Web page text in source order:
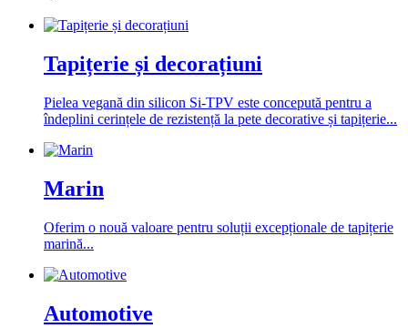
Tapițerie și decorațiuni
Pielea vegană din silicon Si-TPV este concepută pentru a
îndeplini cerințele de rezistență la pete decorative și tapițerie...
Marin
Oferim o nouă valoare pentru soluții excepționale de tapițerie
marină...
Automotive